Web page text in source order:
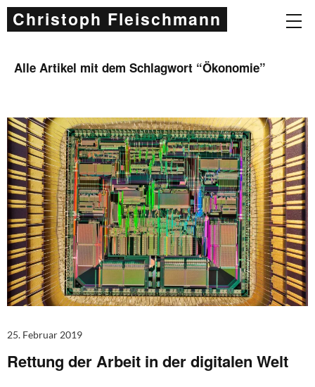
Christoph Fleischmann
Alle Artikel mit dem Schlagwort “Ökonomie”
25. Februar 2019
Rettung der Arbeit in der digitalen Welt